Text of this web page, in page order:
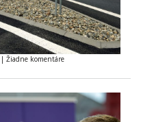
| Žiadne komentáre